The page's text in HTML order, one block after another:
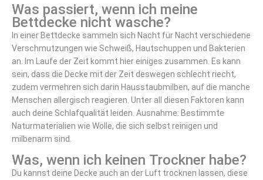
Was passiert, wenn ich meine
Bettdecke nicht wasche?
In einer Bettdecke sammeln sich Nacht für Nacht verschiedene
Verschmutzungen wie Schweiß, Hautschuppen und Bakterien
an. Im Laufe der Zeit kommt hier einiges zusammen. Es kann
sein, dass die Decke mit der Zeit deswegen schlecht riecht,
zudem vermehren sich darin Hausstaubmilben, auf die manche
Menschen allergisch reagieren. Unter all diesen Faktoren kann
auch deine Schlafqualität leiden. Ausnahme: Bestimmte
Naturmaterialien wie Wolle, die sich selbst reinigen und
milbenarm sind.
Was, wenn ich keinen Trockner habe?
Du kannst deine Decke auch an der Luft trocknen lassen, diese